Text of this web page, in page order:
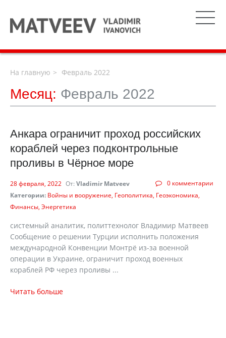
На главную Февраль 2022
Месяц: Февраль 2022
Анкара ограничит проход российских
кораблей через подконтрольные
проливы в Чёрное море
0 комментарии
28 февраля, 2022 От: Vladimir Matveev
Категории: Войны и вооружение Геополитика Геоэкономика
Финансы Энергетика
системный аналитик, политтехнолог Владимир Матвеев
Сообщение о решении Турции исполнить положения
международной Конвенции Монтрё из-за военной
операции в Украине, ограничит проход военных
кораблей РФ через проливы ...
Читать больше